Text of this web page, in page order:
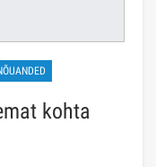
kohta